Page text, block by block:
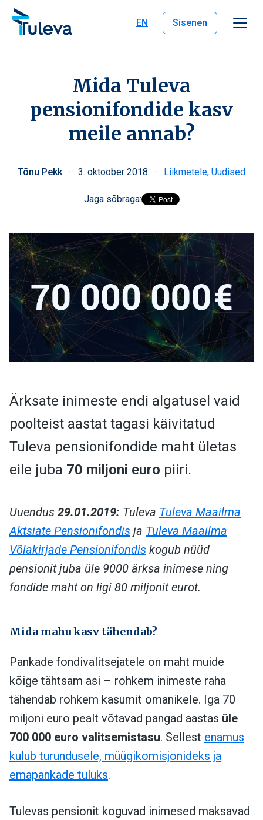
Liigu edasi sisu juurde
EN
Sisenen
Mida Tuleva
pensionifondide kasv
meile annab?
Tõnu Pekk · 3. oktoober 2018 · Liikmetele, Uudised
Jaga sõbraga:
Ärksate inimeste endi algatusel vaid
poolteist aastat tagasi käivitatud
Tuleva pensionifondide maht ületas
eile juba 70 miljoni euro piiri.
Uuendus 29.01.2019: Tuleva Tuleva Maailma
Aktsiate Pensionifondis ja Tuleva Maailma
Võlakirjade Pensionifondis kogub nüüd
pensionit juba üle 9000 ärksa inimese ning
fondide maht on ligi 80 miljonit eurot.
Mida mahu kasv tähendab?
Pankade fondivalitsejatele on maht muide
kõige tähtsam asi – rohkem inimeste raha
tähendab rohkem kasumit omanikele. Iga 70
miljoni euro pealt võtavad pangad aastas üle
700 000 euro valitsemistasu. Sellest enamus
kulub turundusele, müügikomisjonideks ja
emapankade tuluks.
Tulevas pensionit koguvad inimesed maksavad